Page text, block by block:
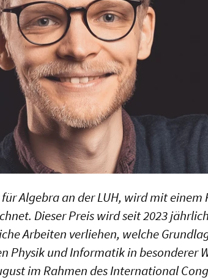
Algebra an der LUH, wird mit einem
Dieser Preis wird seit 2023
Arbeiten verliehen, welche
Physik und Informatik in besonderer
im Rahmen des International